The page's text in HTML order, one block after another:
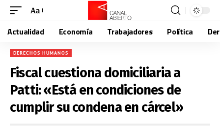
Aa
Actualidad Economía Trabajadores Política
DERECHOS HUMANOS
Fiscal cuestiona domiciliaria a
Patti: «Está en condiciones de
cumplir su condena en cárcel»